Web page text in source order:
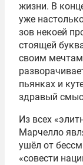
жизни. В
уже
зов некоей
стоящей
своим мечтам
пьянках и
здравый
Из всех
Марчелло
ушёл от
«совести